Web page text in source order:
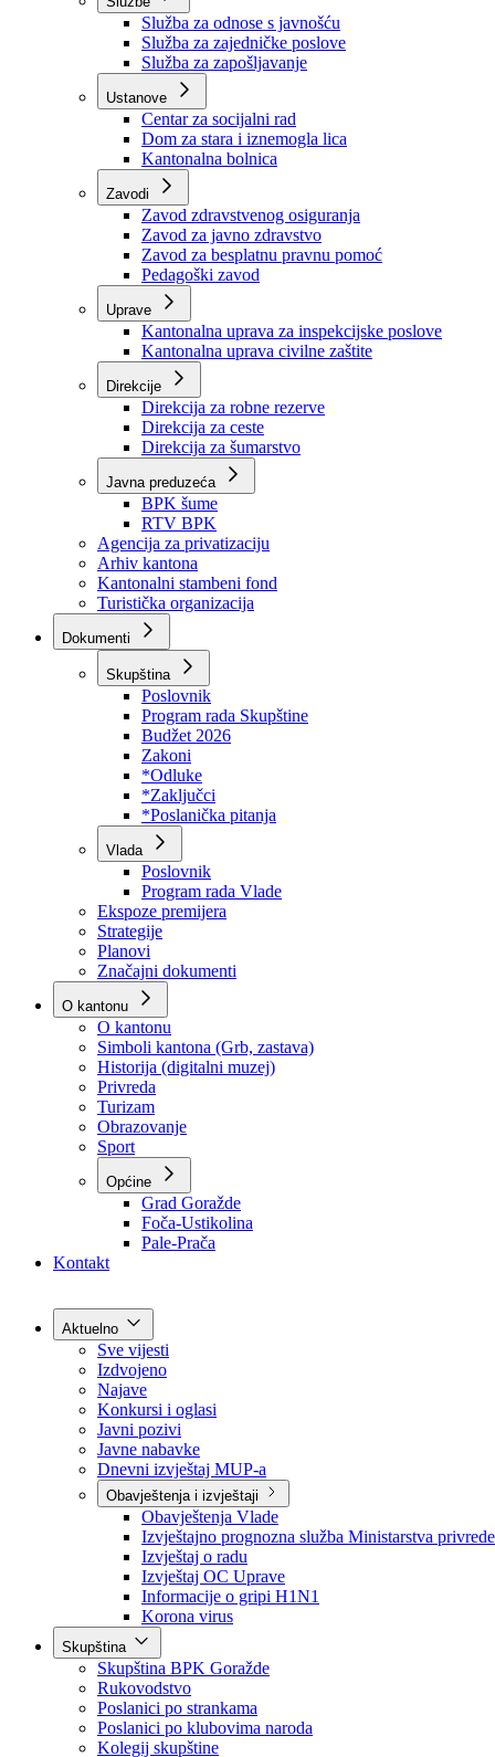
Organizacije
Službe
Služba za odnose s javnošću
Služba za zajedničke poslove
Služba za zapošljavanje
Ustanove
Centar za socijalni rad
Dom za stara i iznemogla lica
Kantonalna bolnica
Zavodi
Zavod zdravstvenog osiguranja
Zavod za javno zdravstvo
Zavod za besplatnu pravnu pomoć
Pedagoški zavod
Kantonalna uprava za inspekcijske poslove
Kantonalna uprava civilne zaštite
Direkcije
Direkcija za robne rezerve
Direkcija za ceste
Direkcija za šumarstvo
Javna preduzeća
BPK šume
RTV BPK
Agencija za privatizaciju
Arhiv kantona
Kantonalni stambeni fond
Turistička organizacija
Dokumenti
Skupština
Poslovnik
Program rada Skupštine
Budžet 2026
Zakoni
*Odluke
*Zaključci
*Poslanička pitanja
Vlada
Poslovnik
Program rada Vlade
Ekspoze premijera
Strategije
Planovi
Značajni dokumenti
O kantonu
O kantonu
Simboli kantona (Grb, zastava)
Historija (digitalni muzej)
Privreda
Turizam
Obrazovanje
Sport
Općine
Kontakt
Aktuelno
Sve vijesti
Izdvojeno
Najave
Konkursi i oglasi
Javni pozivi
Javne nabavke
Dnevni izvještaj MUP-a
Obavještenja i izvještaji
Obavještenja Vlade
Izvještajno prognozna služba Ministarstva privrede
Izvještaj o radu
Izvještaj OC Uprave
Informacije o gripi H1N1
Korona virus
Skupština
Skupština BPK Goražde
Rukovodstvo